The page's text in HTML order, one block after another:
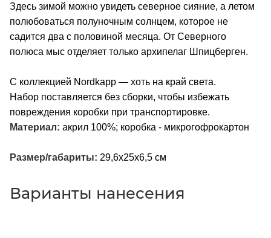
Здесь зимой можно увидеть северное сияние, а летом
полюбоваться полуночным солнцем, которое не
садится два с половиной месяца. От Северного
полюса мыс отделяет только архипелаг Шпицберген.
С коллекцией Nordkapp — хоть на край света.
Набор поставляется без сборки, чтобы избежать
повреждения коробки при транспортировке.
Материал: акрил 100%; коробка - микрогофрокартон
Размер/габариты: 29,6х25х6,5 см
Варианты нанесения